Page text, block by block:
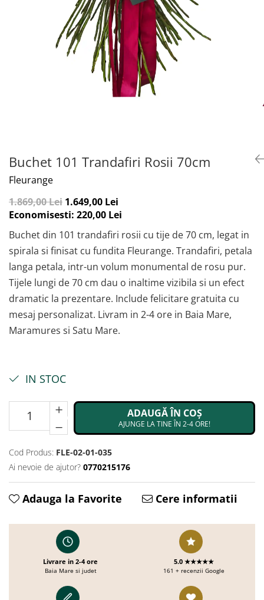
Buchet 101 Trandafiri Rosii 70cm
Fleurange
1.869,00 Lei 1.649,00 Lei
Economisesti: 220,00 Lei
Buchet din 101 trandafiri rosii cu tije de 70 cm, legat in
spirala si finisat cu fundita Fleurange. Trandafiri, petala
langa petala, intr-un volum monumental de rosu pur.
Tijele lungi de 70 cm dau o inaltime vizibila si un efect
dramatic la prezentare. Include felicitare gratuita cu
mesaj personalizat. Livram in 2-4 ore in Baia Mare,
Maramures si Satu Mare.
IN STOC
ADAUGĂ ÎN COȘ
AJUNGE LA TINE ÎN 2-4 ORE!
Cod Produs: FLE-02-01-035
Ai nevoie de ajutor? 0770215176
Adauga la Favorite Cere informatii
Livrare in 2-4 ore
Baia Mare si judet
5.0 ★★★★★
161 + recenzii Google